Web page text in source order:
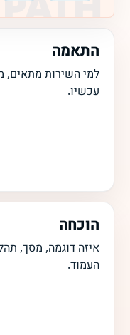
התאמה
למי השירות מתאים,
עכשיו.
הוכחה
איזה דוגמה, מסך,
העמוד.